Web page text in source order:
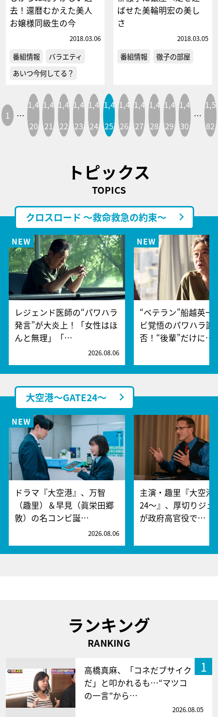
去！還暦むかえた美人
お嬢様同級生の今
2018.03.06
番組情報
バラエティ
あいつ今何してる？
ばせた美輪明宏の美し
さ
2018.03.05
番組情報 徹子の部屋
1 …
1,4
20
1,4
21
1,4
22
1,4
23
1,4
24
1,4
25
1,4
26
1,4
27
1,4
28
1,4
29
1,4
30
…
1,5
82
トピックス
TOPICS
クロスロード ～救命救急の約束～
レジェンド医師の“パワハラ
発言”が大炎上！「女性はほ
んと無理」「…
2026.08.06
“ベテラン”船越英一
ビ覚悟のパワハラ謝
否！“後輩”だけに…
大空港～GATE24～
ドラマ『大空港』、万智
（趣里）＆早見（眞栄田郷
敦）の名コンビ誕…
2026.08.06
主演・趣里『大空港
24～』、厚切りジェ
が政府高官役で…
ランキング
RANKING
1
高橋真麻、「コネだブサイク
だ」と叩かれるも…“マツコ
の一言”から…
2026.08.05